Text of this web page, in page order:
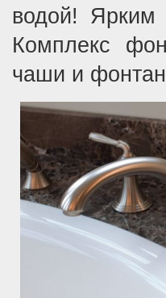
водой! Ярким
Комплекс
чаши и